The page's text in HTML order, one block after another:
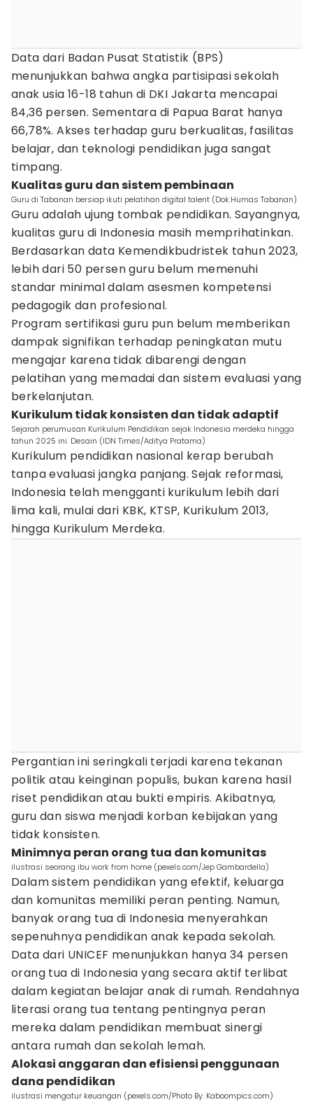
Data dari Badan Pusat Statistik (BPS)
menunjukkan bahwa angka partisipasi sekolah
anak usia 16-18 tahun di DKI Jakarta mencapai
84,36 persen. Sementara di Papua Barat hanya
66,78%. Akses terhadap guru berkualitas, fasilitas
belajar, dan teknologi pendidikan juga sangat
timpang.
Kualitas guru dan sistem pembinaan
Guru di Tabanan bersiap ikuti pelatihan digital talent (Dok.Humas Tabanan)
Guru adalah ujung tombak pendidikan. Sayangnya,
kualitas guru di Indonesia masih memprihatinkan.
Berdasarkan data Kemendikbudristek tahun 2023,
lebih dari 50 persen guru belum memenuhi
standar minimal dalam asesmen kompetensi
pedagogik dan profesional.
Program sertifikasi guru pun belum memberikan
dampak signifikan terhadap peningkatan mutu
mengajar karena tidak dibarengi dengan
pelatihan yang memadai dan sistem evaluasi yang
berkelanjutan.
Kurikulum tidak konsisten dan tidak adaptif
Sejarah perumusan Kurikulum Pendidikan sejak Indonesia merdeka hingga
tahun 2025 ini. Desain (IDN Times/Aditya Pratama)
Kurikulum pendidikan nasional kerap berubah
tanpa evaluasi jangka panjang. Sejak reformasi,
Indonesia telah mengganti kurikulum lebih dari
lima kali, mulai dari KBK, KTSP, Kurikulum 2013,
hingga Kurikulum Merdeka.
Pergantian ini seringkali terjadi karena tekanan
politik atau keinginan populis, bukan karena hasil
riset pendidikan atau bukti empiris. Akibatnya,
guru dan siswa menjadi korban kebijakan yang
tidak konsisten.
Minimnya peran orang tua dan komunitas
ilustrasi seorang ibu work from home (pexels.com/Jep Gambardella)
Dalam sistem pendidikan yang efektif, keluarga
dan komunitas memiliki peran penting. Namun,
banyak orang tua di Indonesia menyerahkan
sepenuhnya pendidikan anak kepada sekolah.
Data dari UNICEF menunjukkan hanya 34 persen
orang tua di Indonesia yang secara aktif terlibat
dalam kegiatan belajar anak di rumah. Rendahnya
literasi orang tua tentang pentingnya peran
mereka dalam pendidikan membuat sinergi
antara rumah dan sekolah lemah.
Alokasi anggaran dan efisiensi penggunaan
dana pendidikan
ilustrasi mengatur keuangan (pexels.com/Photo By: Kaboompics.com)